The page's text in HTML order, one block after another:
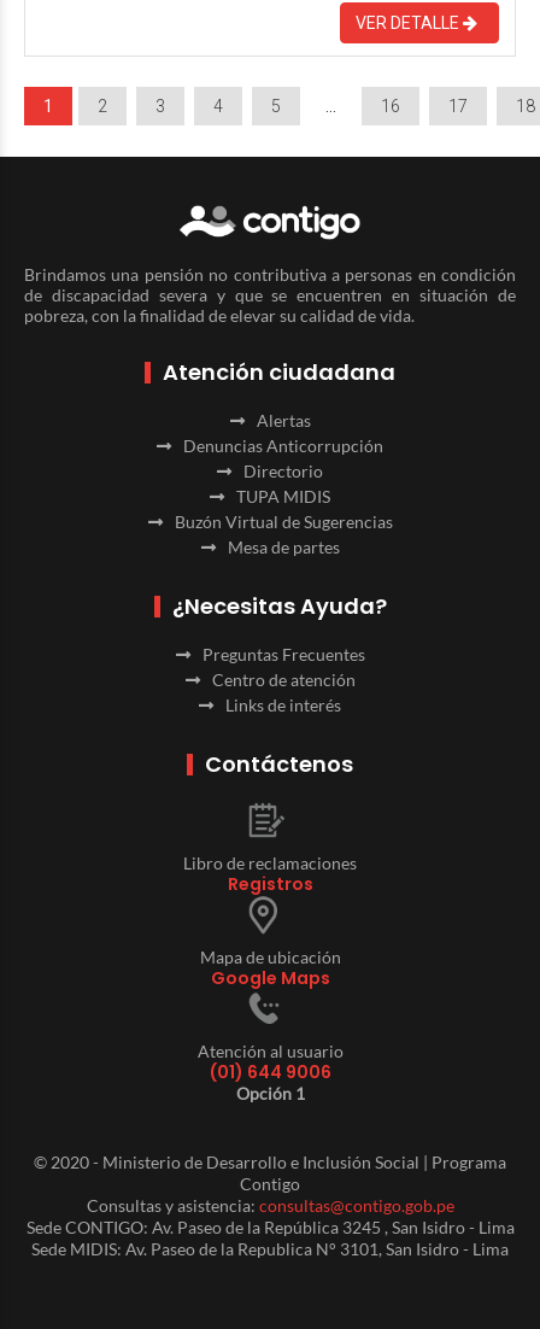
VER DETALLE
1 2 3 4 5 16 17 18
Brindamos una pensión no contributiva a personas en condición
de discapacidad severa y que se encuentren en situación de
pobreza, con la finalidad de elevar su calidad de vida.
Atención ciudadana
Alertas
Denuncias Anticorrupción
Directorio
TUPA MIDIS
Buzón Virtual de Sugerencias
Mesa de partes
¿Necesitas Ayuda?
Preguntas Frecuentes
Centro de atención
Links de interés
Contáctenos
Libro de reclamaciones
Registros
Mapa de ubicación
Google Maps
Atención al usuario
(01) 644 9006
Opción 1
© 2020 - Ministerio de Desarrollo e Inclusión Social | Programa
Contigo
Consultas y asistencia: consultas@contigo.gob.pe
Sede CONTIGO: Av. Paseo de la República 3245 , San Isidro - Lima
Sede MIDIS: Av. Paseo de la Republica N° 3101, San Isidro - Lima